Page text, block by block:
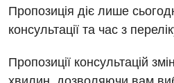
Акушерство і гінекологія
Алергологія, імунологія
Андрологія
Українська
Пропозиція діє лише
консультації та час з
Пропозиції консультацій